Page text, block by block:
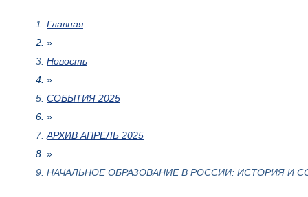
Главная
»
Новость
»
СОБЫТИЯ 2025
»
АРХИВ АПРЕЛЬ 2025
»
НАЧАЛЬНОЕ ОБРАЗОВАНИЕ В РОССИИ: ИСТОРИЯ И